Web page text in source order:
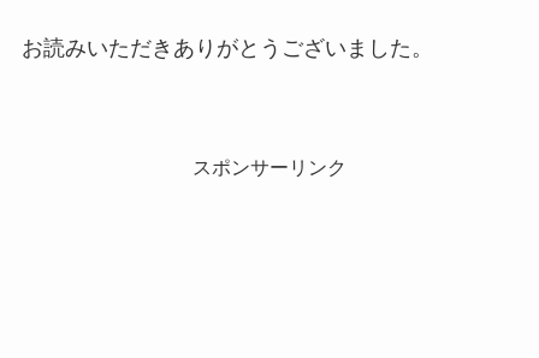
お読みいただきありがとうございました。
スポンサーリンク